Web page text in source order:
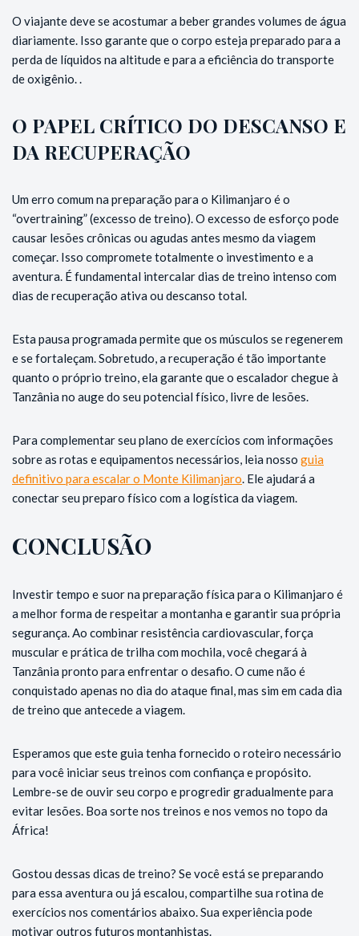
O viajante deve se acostumar a beber grandes volumes de água
diariamente. Isso garante que o corpo esteja preparado para a
perda de líquidos na altitude e para a eficiência do transporte
de oxigênio. .
O PAPEL CRÍTICO DO DESCANSO E
DA RECUPERAÇÃO
Um erro comum na preparação para o Kilimanjaro é o
“overtraining” (excesso de treino). O excesso de esforço pode
causar lesões crônicas ou agudas antes mesmo da viagem
começar. Isso compromete totalmente o investimento e a
aventura. É fundamental intercalar dias de treino intenso com
dias de recuperação ativa ou descanso total.
Esta pausa programada permite que os músculos se regenerem
e se fortaleçam. Sobretudo, a recuperação é tão importante
quanto o próprio treino, ela garante que o escalador chegue à
Tanzânia no auge do seu potencial físico, livre de lesões.
Para complementar seu plano de exercícios com informações
sobre as rotas e equipamentos necessários, leia nosso guia
definitivo para escalar o Monte Kilimanjaro. Ele ajudará a
conectar seu preparo físico com a logística da viagem.
CONCLUSÃO
Investir tempo e suor na preparação física para o Kilimanjaro é
a melhor forma de respeitar a montanha e garantir sua própria
segurança. Ao combinar resistência cardiovascular, força
muscular e prática de trilha com mochila, você chegará à
Tanzânia pronto para enfrentar o desafio. O cume não é
conquistado apenas no dia do ataque final, mas sim em cada dia
de treino que antecede a viagem.
Esperamos que este guia tenha fornecido o roteiro necessário
para você iniciar seus treinos com confiança e propósito.
Lembre-se de ouvir seu corpo e progredir gradualmente para
evitar lesões. Boa sorte nos treinos e nos vemos no topo da
África!
Gostou dessas dicas de treino? Se você está se preparando
para essa aventura ou já escalou, compartilhe sua rotina de
exercícios nos comentários abaixo. Sua experiência pode
motivar outros futuros montanhistas.